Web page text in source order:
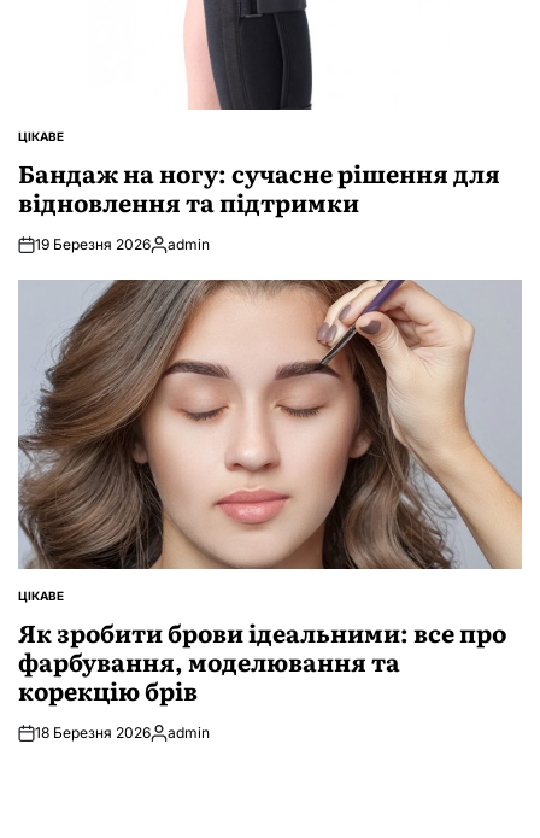
ОПУБЛІКУВАТИ
ЦІКАВЕ
Бандаж на ногу: сучасне рішення для
відновлення та підтримки
19 Березня 2026Опубліковано
admin
ОПУБЛІКУВАТИ
ЦІКАВЕ
Як зробити брови ідеальними: все про
фарбування, моделювання та
корекцію брів
18 Березня 2026Опубліковано
admin